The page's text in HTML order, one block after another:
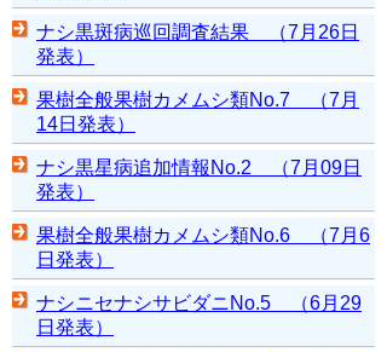
ナシ黒斑病巡回調査結果 （7月26日
発表）
果樹全般果樹カメムシ類No.7 （7月
14日発表）
ナシ黒星病追加情報No.2 （7月09日
発表）
果樹全般果樹カメムシ類No.6 （7月6
日発表）
ナシニセナシサビダニNo.5 （6月29
日発表）